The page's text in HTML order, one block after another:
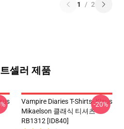
1 / 2
셀러 제품
Vampire Diaries T-Shirts- Klaus
Mikaelson 클래식 티셔츠
RB1312 [ID840]
-20%